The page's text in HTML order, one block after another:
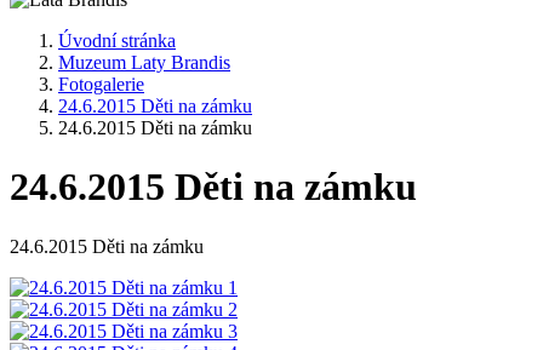
Úvodní stránka
Muzeum Laty Brandis
Fotogalerie
24.6.2015 Děti na zámku
24.6.2015 Děti na zámku
24.6.2015 Děti na zámku
24.6.2015 Děti na zámku